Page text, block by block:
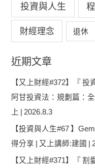
投資與人生
財經理念 退休
近期文章
【又上財經#372】『
阿甘投資法：規劃篇：
上 | 2026.8.3
【投資與人生#67 】
得分享 | 又上講師:建國 |
【又上財經#371】『